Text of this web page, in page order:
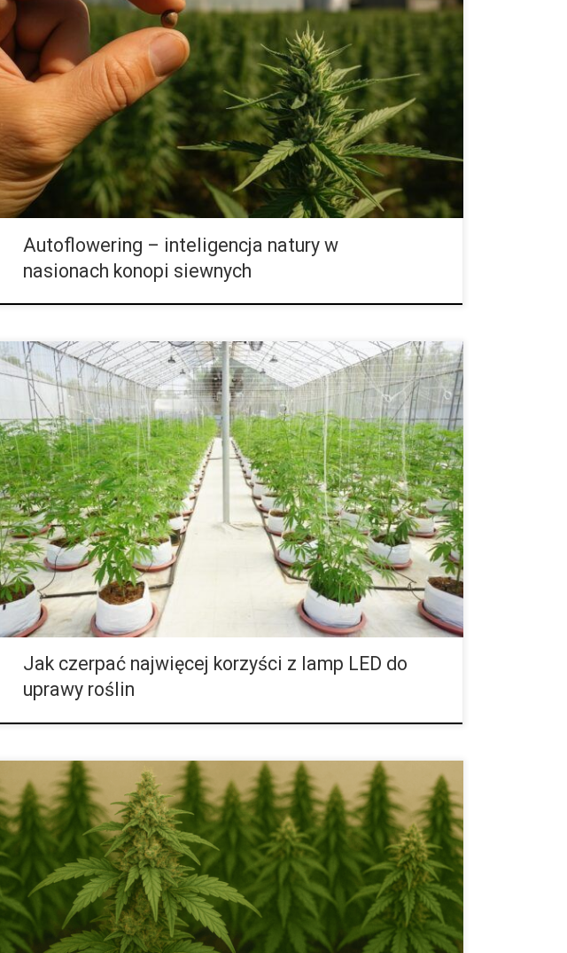
Autoflowering – inteligencja natury w nasionach konopi siewnych. Jak samokwitnące
rośliny zmieniają oblicze rolnictwa i biotechnologii Nowy rozdział w historii konopi
siewnych W świecie, w którym rolnictwo łączy się z technologią, a natura staje się
sojusznikiem nauki, konopie siewne zajmują wyjątkowe miejsce. Nie są już jedynie
rośliną przemysłową – stały się symbolem zrównoważonej przyszłości, ekologicznej
rewolucji i biotechnologicznej precyzji. Szczególną rolę w tym procesie odgrywa
zjawisko autofloweringu, czyli zdolność konopi […]
Autoflowering – inteligencja natury w
nasionach konopi siewnych
Jak czerpać najwięcej korzyści z lamp LED do uprawy roślin Współcześni hodowcy
hydroponiczni mają do dyspozycji znacznie więcej możliwości niż pokolenie temu.
Jednym z najbardziej znaczących postępów jest rozwój lamp LED przeznaczonych
do uprawy roślin. Zapewniają one wyższe plony, szybsze zbiory i mniejsze ryzyko
uszkodzeń wynikających z przegrzewania. Dodatkowo potrafią obniżyć rachunki za
prąd dzięki lepszej sprawności energetycznej. Nie oznacza to jednak, że można
bezrefleksyjnie przenieść techniki z lamp HPS […]
Jak czerpać najwięcej korzyści z lamp LED do
uprawy roślin
Roślina mateczna – jak wybrać, pielęgnować i klonować Kompletny przewodnik o
roślinach matecznych i klonowaniu: solidne podstawy dla hodowców indoor i
outdoor. Roślina mateczna to serce nowoczesnej uprawy opartej na klonowaniu
roślin. Pozwala tworzyć liczne, genetycznie identyczne sadzonki, co przekłada się na
stabilność, powtarzalność i przewidywalne plony. W tej części poradnika poznasz
definicję rośliny matecznej, praktyczne powody, dla których klony często wygrywają z